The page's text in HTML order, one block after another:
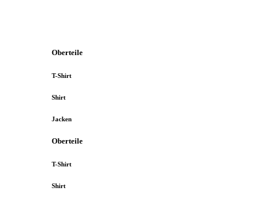
Oberteile
T-Shirt
Shirt
Jacken
Oberteile
T-Shirt
Shirt